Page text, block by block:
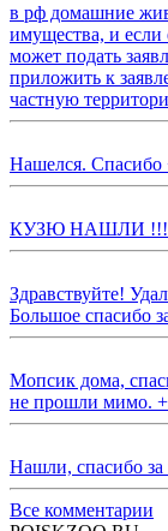
в рф домашние
имущества, и если
может подать
приложить к
частную
Нашелся. Спасибо
КУЗЮ НАШЛИ
Здравствуйте!
Большое спасибо
Мопсик дома,
не прошли мимо. +
Нашли, спасибо
Все комментарии